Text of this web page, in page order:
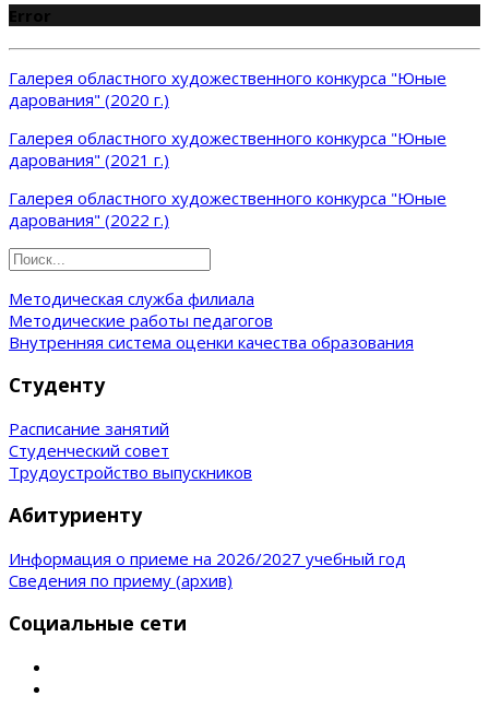
Error
Галерея областного художественного конкурса "Юные
дарования" (2020 г.)
Галерея областного художественного конкурса "Юные
дарования" (2021 г.)
Галерея областного художественного конкурса "Юные
дарования" (2022 г.)
Методическая служба филиала
Методические работы педагогов
Внутренняя система оценки качества образования
Студенту
Расписание занятий
Студенческий совет
Трудоустройство выпускников
Абитуриенту
Информация о приеме на 2026/2027 учебный год
Сведения по приему (архив)
Социальные сети